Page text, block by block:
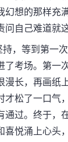
幻想的那样充
问自己难道就
，等到第一次
了考场。第一
漫长，再画纸
才松了一口气
通过。终于，
喜悦涌上心头